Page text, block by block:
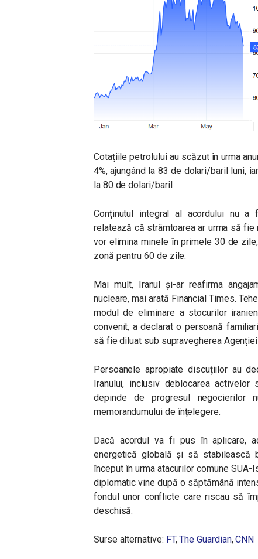
Cotațiile petrolului au scăzut în urma
4%, ajungând la 83 de dolari/baril luni,
la 80 de dolari/baril.
Conținutul integral al acordului nu a
relatează că strâmtoarea ar urma să
vor elimina minele în primele 30 de
zonă pentru 60 de zile.
Mai mult, Iranul și-ar reafirma
nucleare, mai arată Financial Times.
modul de eliminare a stocurilor
convenit, a declarat o persoană
să fie diluat sub supravegherea
Persoanele apropiate discuțiilor au
Iranului, inclusiv deblocarea
depinde de progresul negocierilor
memorandumului de înțelegere.
Dacă acordul va fi pus în aplicare,
energetică globală și să stabilească
început în urma atacurilor comune
diplomatic vine după o săptămână
fondul unor conflicte care riscau să
deschisă.
Surse alternative: FT,The Guardian,CNN